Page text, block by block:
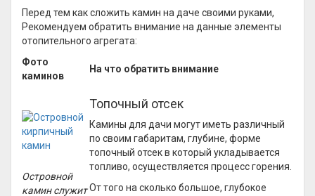
Перед тем как сложить камин на даче своими руками,
Рекомендуем обратить внимание на данные элементы
отопительного агрегата:
Фото
каминов
На что обратить внимание
Островной
камин служит
Топочный отсек
Камины для дачи могут иметь различный
по своим габаритам, глубине, форме
топочный отсек в который укладывается
топливо, осуществляется процесс горения.
От того на сколько большое, глубокое